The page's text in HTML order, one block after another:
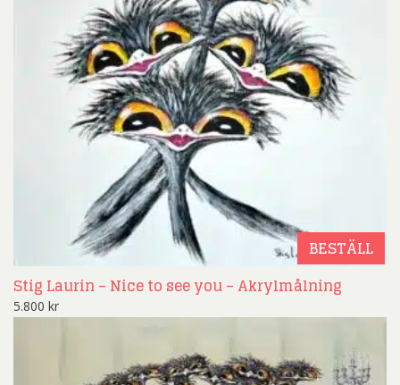
BESTÄLL
Stig Laurin – Nice to see you – Akrylmålning
5.800 kr